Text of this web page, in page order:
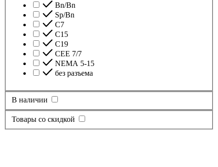
Bn/Bn
Sp/Bn
С7
C15
C19
CEE 7/7
NEMA 5-15
без разъема
В наличии
Товары со скидкой